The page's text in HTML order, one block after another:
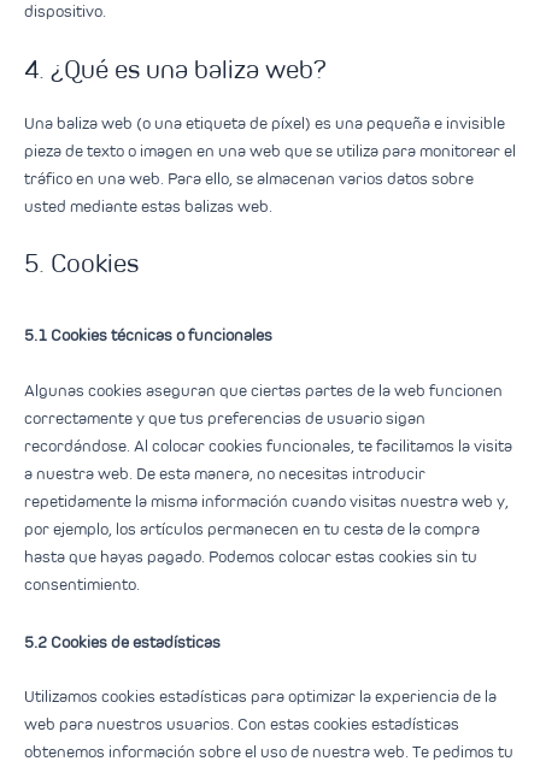
dispositivo.
4. ¿Qué es una baliza web?
Una baliza web (o una etiqueta de píxel) es una pequeña e invisible
pieza de texto o imagen en una web que se utiliza para monitorear el
tráfico en una web. Para ello, se almacenan varios datos sobre
usted mediante estas balizas web.
5. Cookies
5.1 Cookies técnicas o funcionales
Algunas cookies aseguran que ciertas partes de la web funcionen
correctamente y que tus preferencias de usuario sigan
recordándose. Al colocar cookies funcionales, te facilitamos la visita
a nuestra web. De esta manera, no necesitas introducir
repetidamente la misma información cuando visitas nuestra web y,
por ejemplo, los artículos permanecen en tu cesta de la compra
hasta que hayas pagado. Podemos colocar estas cookies sin tu
consentimiento.
5.2 Cookies de estadísticas
Utilizamos cookies estadísticas para optimizar la experiencia de la
web para nuestros usuarios. Con estas cookies estadísticas
obtenemos información sobre el uso de nuestra web. Te pedimos tu